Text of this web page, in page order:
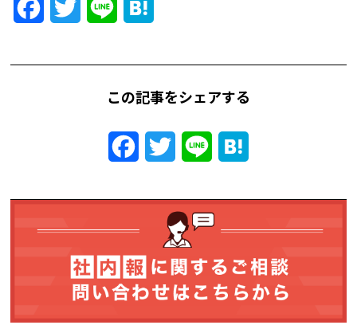
社長ブログ
FacebookTwitter Line
この記事をシェアする
FacebookTwitter Line